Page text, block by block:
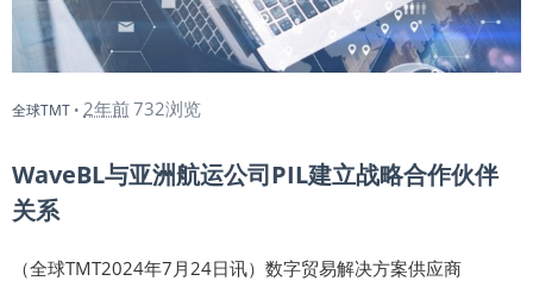
全球TMT • 2年前732浏览
WaveBL与亚洲航运公司PIL建立战略合作伙伴
关系
（全球TMT2024年7月24日讯）数字贸易解决方案供应商